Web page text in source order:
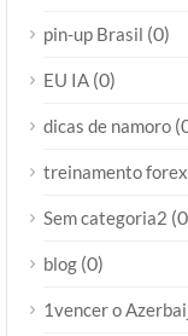
pin-up Brasil (0)
EU IA (0)
dicas de namoro
treinamento forex
Sem categoria2
blog (0)
1vencer o